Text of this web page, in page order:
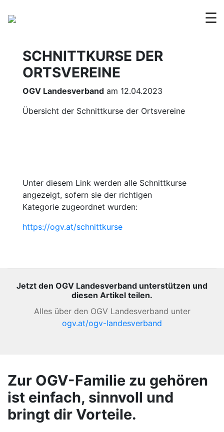
☰
SCHNITTKURSE DER
ORTSVEREINE
OGV Landesverband am 12.04.2023
Übersicht der Schnittkurse der Ortsvereine
Unter diesem Link werden alle Schnittkurse
angezeigt, sofern sie der richtigen
Kategorie zugeordnet wurden:
https://ogv.at/schnittkurse
Jetzt den OGV Landesverband unterstützen und
diesen Artikel teilen.
Alles über den OGV Landesverband unter
ogv.at/ogv-landesverband
Zur OGV-Familie zu gehören
ist einfach, sinnvoll und
bringt dir Vorteile.